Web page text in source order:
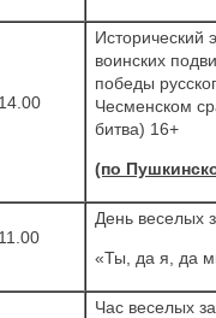
14.00
Исторический
воинских
победы
Чесменском
битва) 16+
(по
11.00
День веселых
«Ты, да я, да
Час веселых